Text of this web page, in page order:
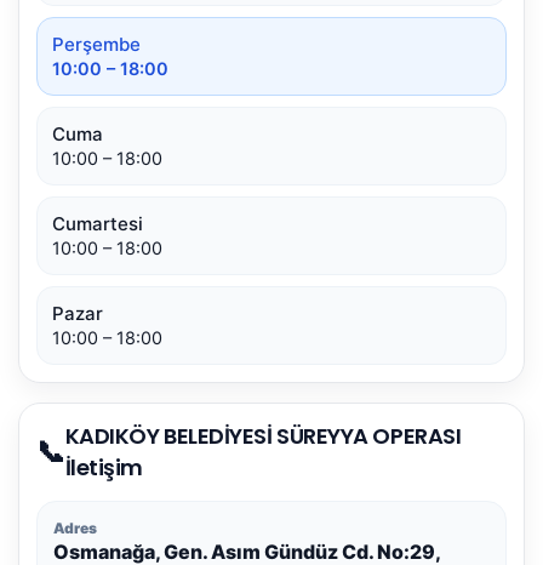
Perşembe
10:00 – 18:00
Cuma
10:00 – 18:00
Cumartesi
10:00 – 18:00
Pazar
10:00 – 18:00
📞KADIKÖY BELEDİYESİ SÜREYYA OPERASI
İletişim
Adres
Osmanağa, Gen. Asım Gündüz Cd. No:29,